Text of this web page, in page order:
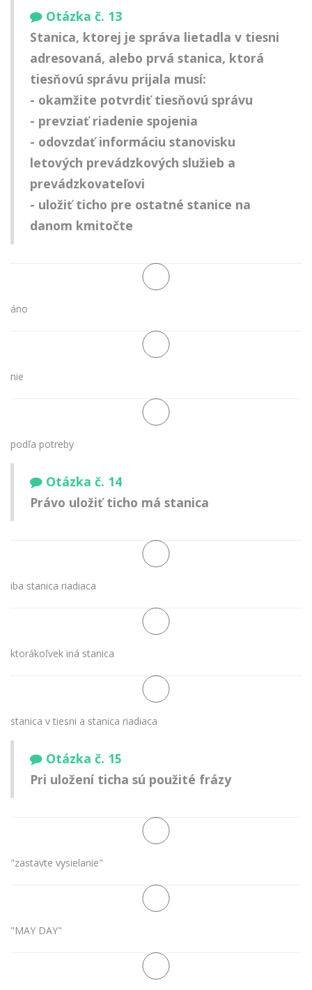
Otázka č. 13
Stanica, ktorej je správa lietadla v tiesni
adresovaná, alebo prvá stanica, ktorá
tiesňovú správu prijala musí:
- okamžite potvrdiť tiesňovú správu
- prevziať riadenie spojenia
- odovzdať informáciu stanovisku
letových prevádzkových služieb a
prevádzkovateľovi
- uložiť ticho pre ostatné stanice na
danom kmitočte
áno
nie
podľa potreby
Otázka č. 14
Právo uložiť ticho má stanica
iba stanica riadiaca
ktorákoľvek iná stanica
stanica v tiesni a stanica riadiaca
Otázka č. 15
Pri uložení ticha sú použité frázy
"zastavte vysielanie"
"MAY DAY"